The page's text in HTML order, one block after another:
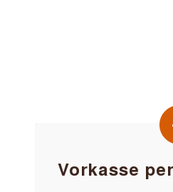
Vorkasse